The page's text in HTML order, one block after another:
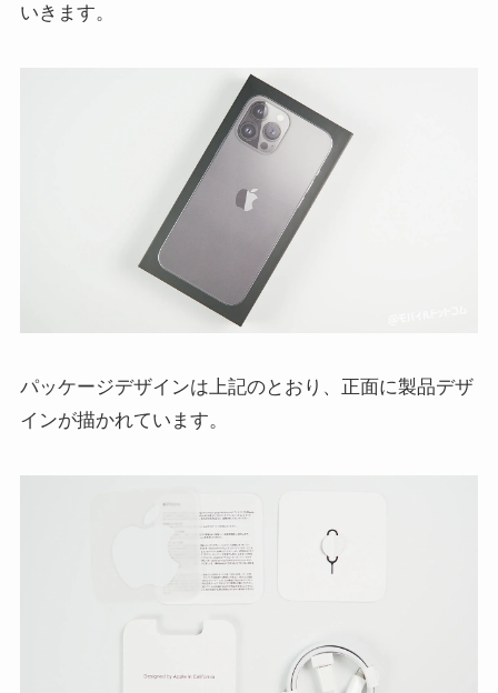
いきます。
パッケージデザインは上記のとおり、正面に製品デザ
インが描かれています。